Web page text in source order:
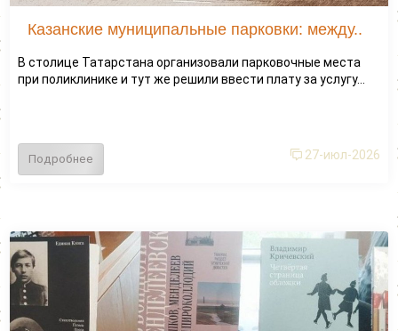
Казанские муниципальные парковки: между..
В столице Татарстана организовали парковочные места
при поликлинике и тут же решили ввести плату за услугу...
Подробнее 27-июл-2026